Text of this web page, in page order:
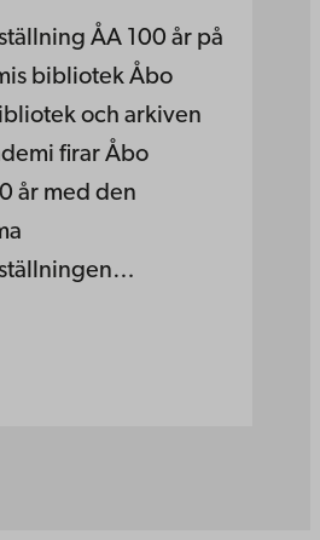
ÅA 100 år på
bibliotek Åbo
och arkiven
firar Åbo
år med den